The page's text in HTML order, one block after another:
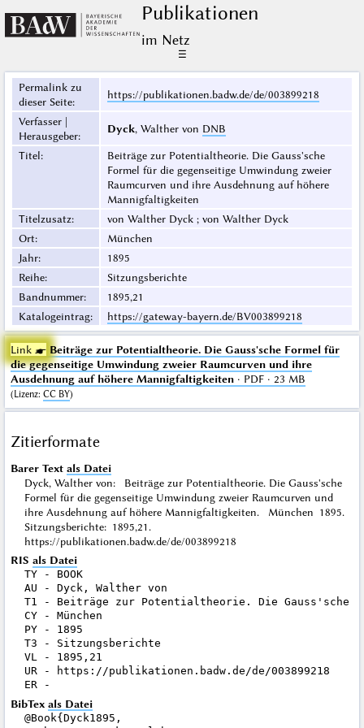
Publikationen
im Netz
☰
Permalink zu
dieser Seite:
https://publikationen.badw.de/de/003899218
Verfasser |
Herausgeber:
Dyck, Walther von DNB
Titel:
Beiträge zur Potentialtheorie. Die Gauss'sche
Formel für die gegenseitige Umwindung zweier
Raumcurven und ihre Ausdehnung auf höhere
Mannigfaltigkeiten
Titelzusatz:
von Walther Dyck ; von Walther Dyck
Ort:
München
Jahr:
1895
Reihe:
Sitzungsberichte
Bandnummer:
1895,21
Katalogeintrag: https://gateway-bayern.de/BV003899218
Link ☛ Beiträge zur Potentialtheorie. Die Gauss'sche Formel für
die gegenseitige Umwindung zweier Raumcurven und ihre
Ausdehnung auf höhere Mannigfaltigkeiten· PDF · 23 MB
(Lizenz: CC BY)
Zitierformate
Barer Text als Datei
Dyck, Walther von: Beiträge zur Potentialtheorie. Die Gauss'sche
Formel für die gegenseitige Umwindung zweier Raumcurven und
ihre Ausdehnung auf höhere Mannigfaltigkeiten. München 1895.
Sitzungsberichte: 1895,21.
https://publikationen.badw.de/de/003899218
RIS als Datei
TY - BOOK
AU - Dyck, Walther von
T1 - Beiträge zur Potentialtheorie. Die Gauss'sche
CY - München
PY - 1895
T3 - Sitzungsberichte
VL - 1895,21
UR - https://publikationen.badw.de/de/003899218
BibTex als Datei
@Book{Dyck1895,